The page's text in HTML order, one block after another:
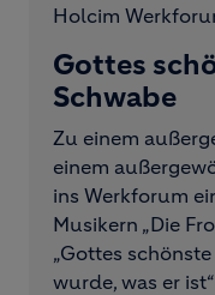
Holcim
Gottes
Schwabe
Zu einem
einem
ins Werkforum
Musikern „Die
„Gottes
wurde, was er